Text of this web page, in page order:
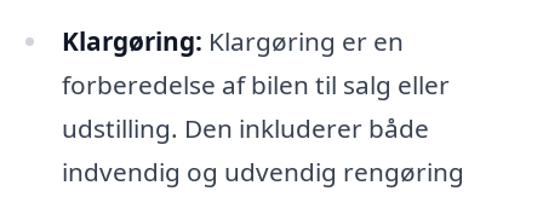
Klargøring: Klargøring er en
forberedelse af bilen til salg eller
udstilling. Den inkluderer både
indvendig og udvendig rengøring